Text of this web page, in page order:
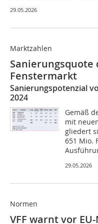
29.05.2026
Marktzahlen
Sanierungsquote
Fenstermarkt
Sanierungspotenzial
2024
Gemäß
mit
gliedert
651 Mio.
29.05.2026
Normen
VFF warnt vor